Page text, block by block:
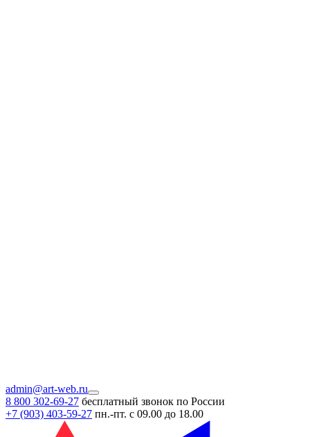
admin@art-web.ru
8 800 302-69-27 бесплатный звонок по России
+7 (903) 403-59-27 пн.-пт. с 09.00 до 18.00